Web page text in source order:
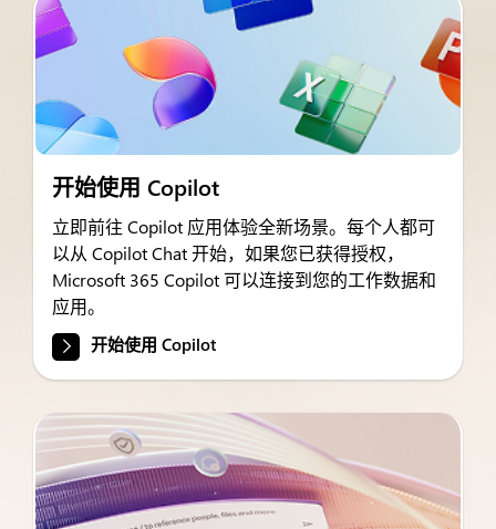
开始使用 Copilot
立即前往 Copilot 应用体验全新场景。每个人都可
以从 Copilot Chat 开始，如果您已获得授权，
Microsoft 365 Copilot 可以连接到您的工作数据和
应用。
开始使用 Copilot